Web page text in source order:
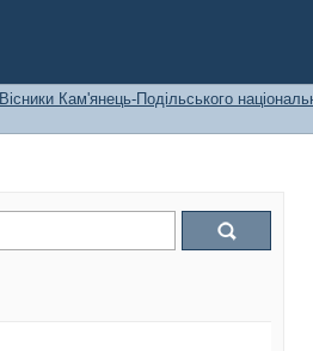
Вісники Кам'янець-Подільського